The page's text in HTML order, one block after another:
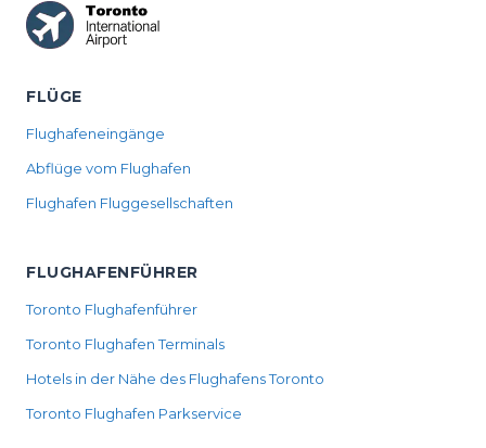
FLÜGE
Flughafeneingänge
Abflüge vom Flughafen
Flughafen Fluggesellschaften
FLUGHAFENFÜHRER
Toronto Flughafenführer
Toronto Flughafen Terminals
Hotels in der Nähe des Flughafens Toronto
Toronto Flughafen Parkservice